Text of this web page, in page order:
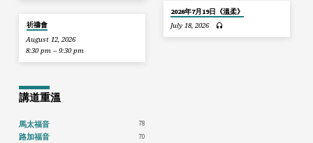
祈禱會
August 12, 2026
8:30 pm – 9:30 pm
2026年7月19日《溫柔》
July 18, 2026
講道重溫
馬太福音 78
路加福音 70